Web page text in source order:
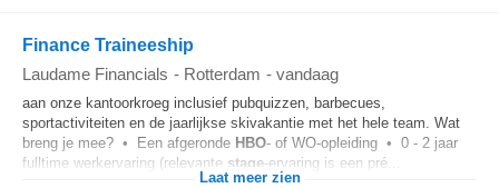
Finance Traineeship
Laudame Financials - Rotterdam - vandaag
aan onze kantoorkroeg inclusief pubquizzen, barbecues,
sportactiviteiten en de jaarlijkse skivakantie met het hele team. Wat
breng je mee? • Een afgeronde HBO- of WO-opleiding • 0 - 2 jaar
fulltime werkervaring (relevante stage-ervaring is een pré...
Laat meer zien